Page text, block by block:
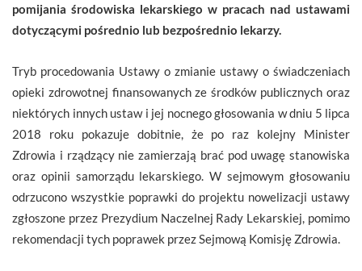
pomijania środowiska lekarskiego w pracach nad ustawami
dotyczącymi pośrednio lub bezpośrednio lekarzy.
Tryb procedowania Ustawy o zmianie ustawy o świadczeniach
opieki zdrowotnej finansowanych ze środków publicznych oraz
niektórych innych ustaw i jej nocnego głosowania w dniu 5 lipca
2018 roku pokazuje dobitnie, że po raz kolejny Minister
Zdrowia i rządzący nie zamierzają brać pod uwagę stanowiska
oraz opinii samorządu lekarskiego. W sejmowym głosowaniu
odrzucono wszystkie poprawki do projektu nowelizacji ustawy
zgłoszone przez Prezydium Naczelnej Rady Lekarskiej, pomimo
rekomendacji tych poprawek przez Sejmową Komisję Zdrowia.